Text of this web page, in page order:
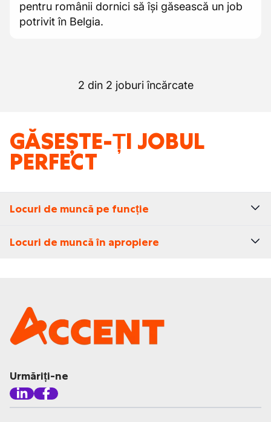
pentru românii dornici să își găsească un job
potrivit în Belgia.
2 din 2 joburi încărcate
GĂSEȘTE-ȚI JOBUL
PERFECT
Locuri de muncă pe funcție
Locuri de muncă în apropiere
Urmăriți-ne